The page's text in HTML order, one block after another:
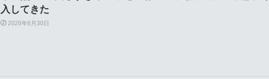
入してきた
2026年6月30日